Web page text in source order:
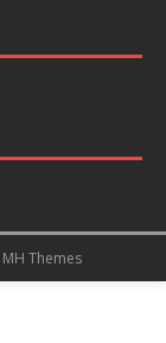
MH Themes